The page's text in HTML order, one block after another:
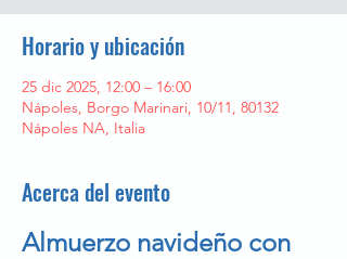
Horario y ubicación
25 dic 2025, 12:00 – 16:00
Nápoles, Borgo Marinari, 10/11, 80132
Nápoles NA, Italia
Acerca del evento
Almuerzo navideño con